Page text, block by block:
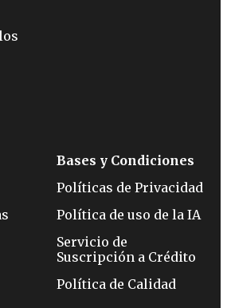
Bases y Condiciones
Políticas de Privacidad
Política de uso de la IA
Servicio de
Suscripción a Crédito
Política de Calidad